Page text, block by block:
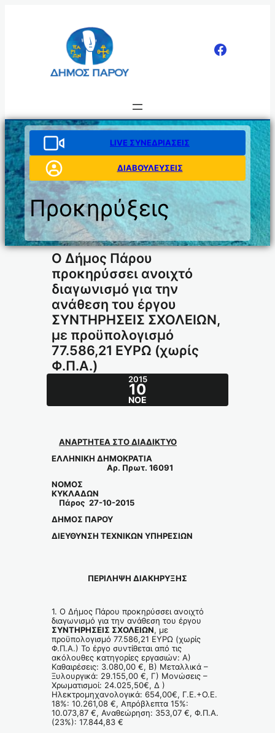
LIVE ΣΥΝΕΔΡΙΑΣΕΙΣ
ΔΙΑΒΟΥΛΕΥΣΕΙΣ
Προκηρύξεις
Ο Δήμος Πάρου
προκηρύσσει ανοιχτό
διαγωνισμό για την
ανάθεση του έργου
ΣΥΝΤΗΡΗΣΕΙΣ ΣΧΟΛΕΙΩΝ,
με προϋπολογισμό
77.586,21 ΕΥΡΩ (χωρίς
Φ.Π.Α.)
2015
10
ΝΟΈ
ΑΝΑΡΤΗΤΕΑ ΣΤΟ ΔΙΑΔΙΚΤΥΟ
ΕΛΛΗΝΙΚΗ ΔΗΜΟΚΡΑΤΙΑ
Αρ. Πρωτ. 16091
ΝΟΜΟΣ
ΚΥΚΛΑΔΩΝ
Πάρος 27-10-2015
ΔΗΜΟΣ ΠΑΡΟΥ
ΔΙΕΥΘΥΝΣΗ ΤΕΧΝΙΚΩΝ ΥΠΗΡΕΣΙΩΝ
ΠΕΡΙΛΗΨΗ ΔΙΑΚΗΡΥΞΗΣ
1. Ο Δήμος Πάρου προκηρύσσει ανοιχτό
διαγωνισμό για την ανάθεση του έργου
ΣΥΝΤΗΡΗΣΕΙΣ ΣΧΟΛΕΙΩΝ, με
προϋπολογισμό 77.586,21 ΕΥΡΩ (χωρίς
Φ.Π.Α.) Το έργο συντίθεται από τις
ακόλουθες κατηγορίες εργασιών: Α)
Καθαιρέσεις: 3.080,00 €, Β) Μεταλλικά –
Ξυλουργικά: 29.155,00 €, Γ) Μονώσεις –
Χρωματισμοί: 24.025,50€, Δ )
Ηλεκτρομηχανολογικά: 654,00€, Γ.Ε.+Ο.Ε.
18%: 10.261,08 €, Απρόβλεπτα 15%:
10.073,87 €, Αναθεώρηση: 353,07 €, Φ.Π.Α.
(23%): 17.844,83 €